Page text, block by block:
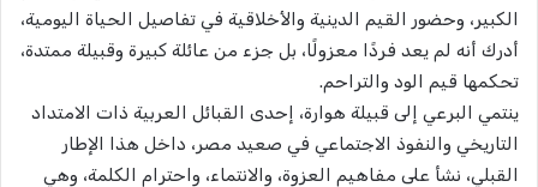
الكبير، وحضور القيم الدينية والأخلاقية في تفاصيل الحياة اليومية،
أدرك أنه لم يعد فردًا معزولًا، بل جزء من عائلة كبيرة وقبيلة ممتدة،
تحكمها قيم الود والتراحم.
ينتمي البرعي إلى قبيلة هوارة، إحدى القبائل العربية ذات الامتداد
التاريخي والنفوذ الاجتماعي في صعيد مصر، داخل هذا الإطار
القبلي، نشأ على مفاهيم العزوة، والانتماء، واحترام الكلمة، وهي